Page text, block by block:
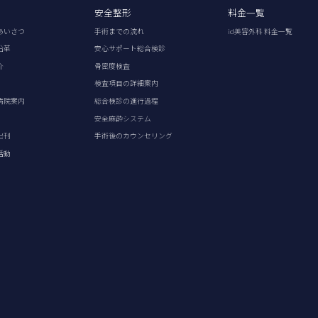
いさつ
革
院案内
刊
動
安全整形
手術までの流れ
安心サポート総合検診
骨密度検査
検査項目の詳細案内
総合検診の進行過程
安全麻酔システム
手術後のカウンセリング
料金一覧
id美容外科 料金一覧